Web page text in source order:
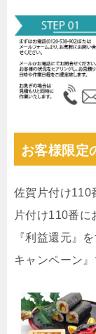
お客様限定
佐賀片付け110
片付け110番に
『利益還元』
キャンペーン』